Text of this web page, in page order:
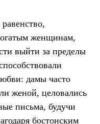
женщинам,
выйти за пределы
дамы часто
женой, целовались
письма, будучи
бостонским